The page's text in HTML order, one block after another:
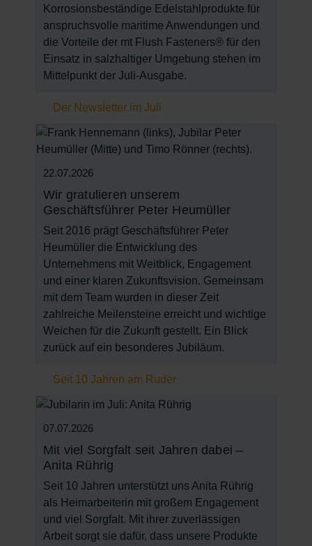
Korrosionsbeständige Edelstahlprodukte für
anspruchsvolle maritime Anwendungen und
die Vorteile der mt Flush Fasteners® für den
Einsatz in salzhaltiger Umgebung stehen im
Mittelpunkt der Juli-Ausgabe.
Der Newsletter im Juli
22.07.2026
Wir gratulieren unserem
Geschäftsführer Peter Heumüller
Seit 2016 prägt Geschäftsführer Peter
Heumüller die Entwicklung des
Unternehmens mit Weitblick, Engagement
und einer klaren Zukunftsvision. Gemeinsam
mit dem Team wurden in dieser Zeit
zahlreiche Meilensteine erreicht und wichtige
Weichen für die Zukunft gestellt. Ein Blick
zurück auf ein besonderes Jubiläum.
Seit 10 Jahren am Ruder
07.07.2026
Mit viel Sorgfalt seit Jahren dabei –
Anita Rührig
Seit 10 Jahren unterstützt uns Anita Rührig
als Heimarbeiterin mit großem Engagement
und viel Sorgfalt. Mit ihrer zuverlässigen
Arbeit sorgt sie dafür, dass unsere Produkte